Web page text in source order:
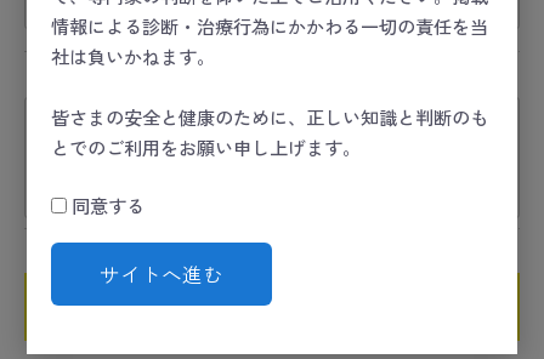
情報による診断・治療行為にかかわる一切の責任を当
社は負いかねます。
皆さまの安全と健康のために、正しい知識と判断のも
とでのご利用をお願い申し上げます。
同意する
サイトへ進む
確認ページへ